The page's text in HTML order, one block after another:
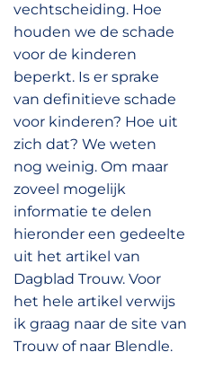
vechtscheiding. Hoe
houden we de schade
voor de kinderen
beperkt. Is er sprake
van definitieve schade
voor kinderen? Hoe uit
zich dat? We weten
nog weinig. Om maar
zoveel mogelijk
informatie te delen
hieronder een gedeelte
uit het artikel van
Dagblad Trouw. Voor
het hele artikel verwijs
ik graag naar de site van
Trouw of naar Blendle.